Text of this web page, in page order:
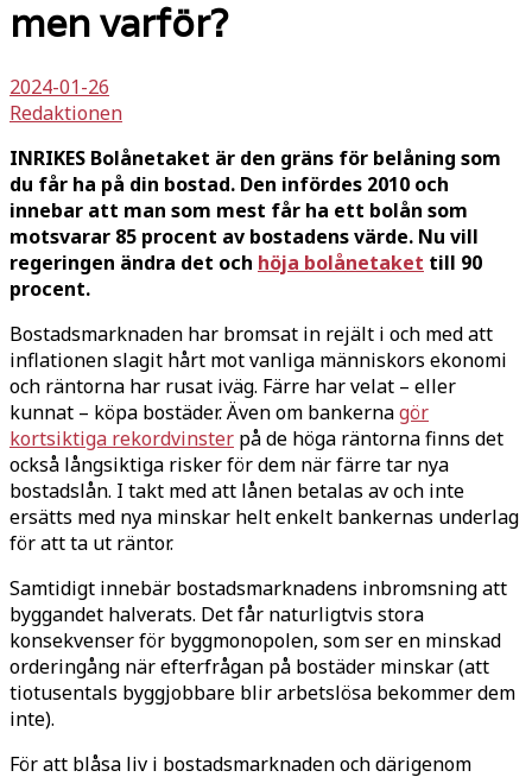
men varför?
2024-01-26
Redaktionen
INRIKES Bolånetaket är den gräns för belåning som
du får ha på din bostad. Den infördes 2010 och
innebar att man som mest får ha ett bolån som
motsvarar 85 procent av bostadens värde. Nu vill
regeringen ändra det och höja bolånetaket till 90
procent.
Bostadsmarknaden har bromsat in rejält i och med att
inflationen slagit hårt mot vanliga människors ekonomi
och räntorna har rusat iväg. Färre har velat – eller
kunnat – köpa bostäder. Även om bankernagör
kortsiktiga rekordvinster på de höga räntorna finns det
också långsiktiga risker för dem när färre tar nya
bostadslån. I takt med att lånen betalas av och inte
ersätts med nya minskar helt enkelt bankernas underlag
för att ta ut räntor.
Samtidigt innebär bostadsmarknadens inbromsning att
byggandet halverats. Det får naturligtvis stora
konsekvenser för byggmonopolen, som ser en minskad
orderingång när efterfrågan på bostäder minskar (att
tiotusentals byggjobbare blir arbetslösa bekommer dem
inte).
För att blåsa liv i bostadsmarknaden och därigenom